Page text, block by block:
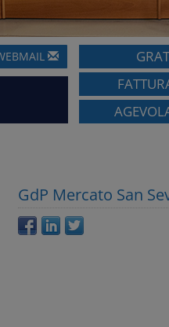
GdP Mercato San